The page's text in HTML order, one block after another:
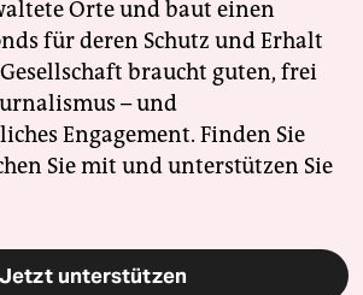
Orte und baut einen
für deren Schutz und Erhalt
braucht guten, frei
– und
Engagement. Finden Sie
Sie mit und unterstützen Sie
Jetzt unterstützen